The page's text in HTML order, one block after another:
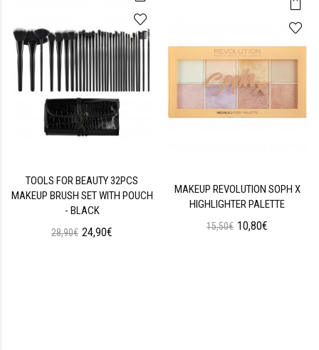
TOOLS FOR BEAUTY 32PCS
MAKEUP BRUSH SET WITH POUCH
- BLACK
28,90€ 24,90€
MAKEUP REVOLUTION SOPH X
HIGHLIGHTER PALETTE
15,50€ 10,80€